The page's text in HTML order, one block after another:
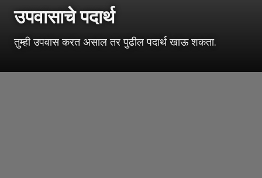
उपवासाचे पदार्थ
तुम्ही उपवास करत असाल तर पुढील पदार्थ खाऊ शकता.